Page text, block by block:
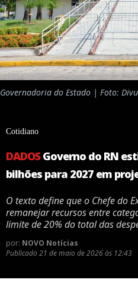
Governadoria do Estado | Foto:
Cotidiano
DADOSGoverno do RN
bilhões para 2027 em
O texto define que o Chefe do
remanejar recursos entre
limite de 20% do total das
por: NOVO Notícias
Publicado 21 de maio de 2026 às 12:43